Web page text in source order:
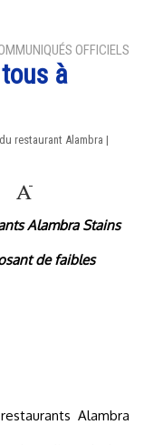
OFFICIELS
à
restaurant Alambra |
Alambra Stains
de faibles